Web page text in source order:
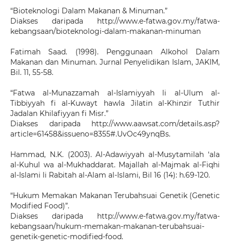
“Bioteknologi Dalam Makanan & Minuman.”
Diakses daripada http://www.e-fatwa.gov.my/fatwa-
kebangsaan/bioteknologi-dalam-makanan-minuman
Fatimah Saad. (1998). Penggunaan Alkohol Dalam
Makanan dan Minuman. Jurnal Penyelidikan Islam, JAKIM,
Bil. 11, 55-58.
“Fatwa al-Munazzamah al-Islamiyyah li al-Ulum al-
Tibbiyyah fi al-Kuwayt hawla Jilatin al-Khinzir Tuthir
Jadalan Khilafiyyan fi Misr.”
Diakses daripada http://www.aawsat.com/details.asp?
article=61458&issueno=8355#.UvOc49ynqBs.
Hammad, N.K. (2003). Al-Adawiyyah al-Musytamilah ‘ala
al-Kuhul wa al-Mukhaddarat. Majallah al-Majmak al-Fiqhi
al-Islami li Rabitah al-Alam al-Islami, Bil 16 (14): h.69-120.
“Hukum Memakan Makanan Terubahsuai Genetik (Genetic
Modified Food)”.
Diakses daripada http://www.e-fatwa.gov.my/fatwa-
kebangsaan/hukum-memakan-makanan-terubahsuai-
genetik-genetic-modified-food.